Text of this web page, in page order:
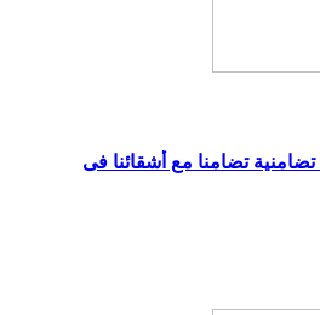
تضامنا مع أشقائنا فى